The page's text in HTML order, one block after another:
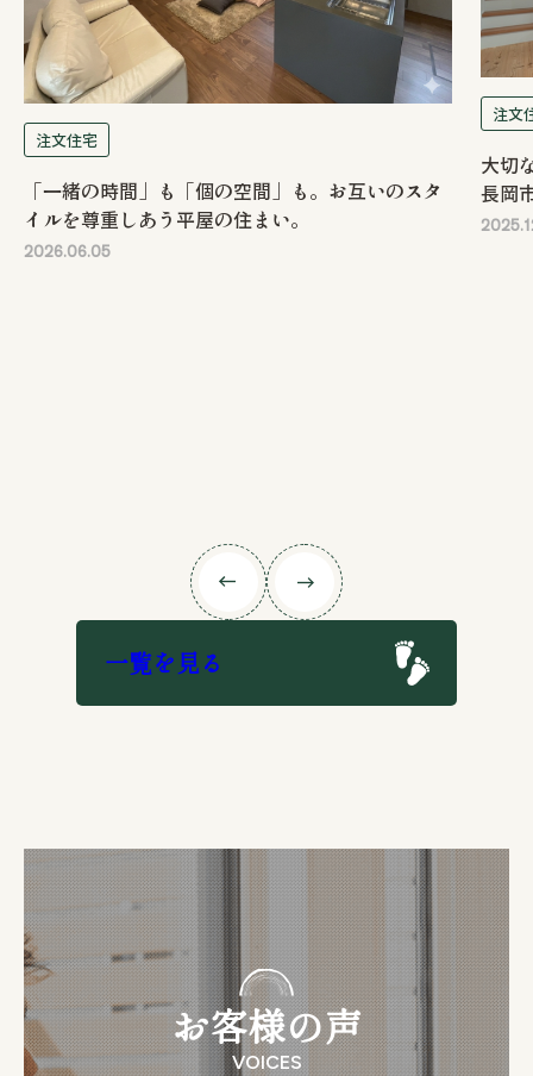
注文住宅
「一緒の時間」も「個の空間」も。お互いのスタ
イルを尊重しあう平屋の住まい。
2026.06.05
注文
大切
長岡
一覧を見る
お客様の声
VOICES